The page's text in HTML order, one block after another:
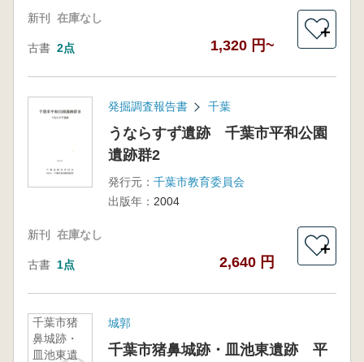
新刊 在庫なし
古書 2点 1,320 円~
＋
発掘調査報告書 千葉
うならすず遺跡 千葉市平和公園
遺跡群2
発行元： 千葉市教育委員会
出版年： 2004
新刊 在庫なし
古書 1点 2,640 円
＋
千葉市猪
鼻城跡・
皿池東遺
城郭
千葉市猪鼻城跡・皿池東遺跡 平